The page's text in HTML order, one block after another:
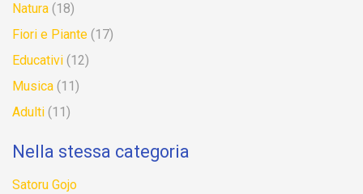
Natura (18)
Fiori e Piante (17)
Educativi (12)
Musica (11)
Adulti (11)
Nella stessa categoria
Satoru Gojo